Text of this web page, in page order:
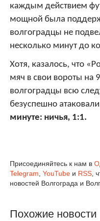
каждым действием
мощной была
волгоградцы не
несколько минут до
Хотя, казалось, что
мяч в свои вороты на
волгоградцы всю
безуспешно
минуте: ничья, 1:1.
Присоединяйтесь к нам в
Telegram, YouTube и RSS,
новостей Волгограда и
Похожие новости